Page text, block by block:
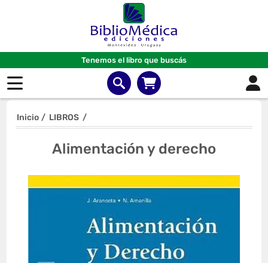
Tenemos el libro que buscás
Inicio / LIBROS /
Alimentación y derecho